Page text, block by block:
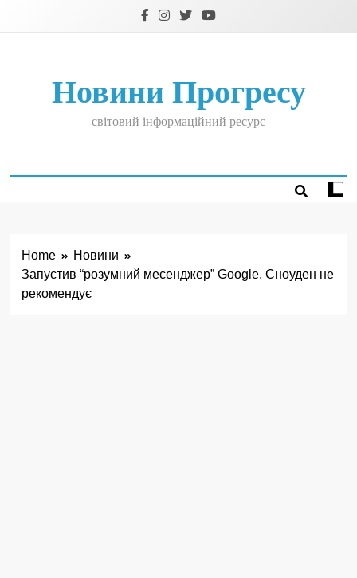
Новини Прогресу
світовий інформаційний ресурс
Home
Новини
Запустив “розумний месенджер” Google. Сноуден не
рекомендує